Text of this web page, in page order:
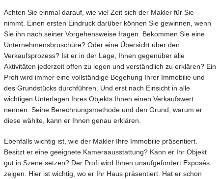
Achten Sie einmal darauf, wie viel Zeit sich der Makler für Sie
nimmt. Einen ersten Eindruck darüber können Sie gewinnen, wenn
Sie ihn nach seiner Vorgehensweise fragen. Bekommen Sie eine
Unternehmensbroschüre? Oder eine Übersicht über den
Verkaufsprozess? Ist er in der Lage, Ihnen gegenüber alle
Aktivitäten jederzeit offen zu legen und verständlich zu erklären? Ein
Profi wird immer eine vollständige Begehung Ihrer Immobilie und
des Grundstücks durchführen. Und erst nach Einsicht in alle
wichtigen Unterlagen Ihres Objekts Ihnen einen Verkaufswert
nennen. Seine Berechnungsmethode und den Grund, warum er
diese wählte, kann er Ihnen genau erklären.
Ebenfalls wichtig ist, wie der Makler Ihre Immobilie präsentiert.
Besitzt er eine geeignete Kameraausstattung? Kann er Ihr Objekt
gut in Szene setzen? Der Profi wird Ihnen unaufgefordert Exposés
zeigen. Hier ist wichtig, wo er Ihr Haus präsentiert. Hat er schon